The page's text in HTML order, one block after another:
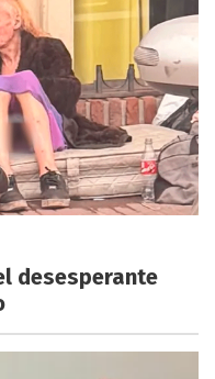
desesperante